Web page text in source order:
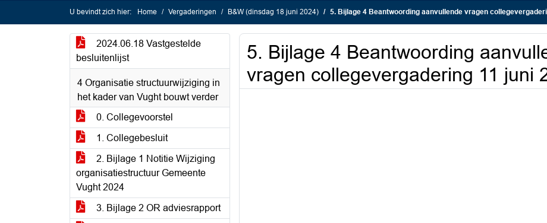
U bevindt zich hier: Home Vergaderingen B&W (dinsdag 18 juni 2024) 5. Bijlage 4 Beantwoording aanvullende vragen collegevergadering 11 juni 2024
2024.06.18 Vastgestelde
besluitenlijst
4 Organisatie structuurwijziging in
het kader van Vught bouwt verder
0. Collegevoorstel
1. Collegebesluit
2. Bijlage 1 Notitie Wijziging
organisatiestructuur Gemeente
Vught 2024
3. Bijlage 2 OR adviesrapport
5. Bijlage 4 Beantwoording
vragen collegevergadering 11 juni